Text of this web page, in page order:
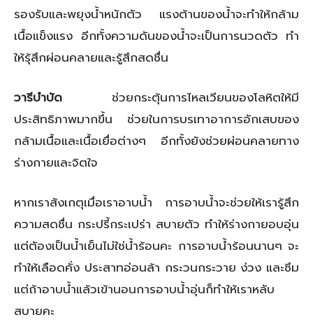
รองรับและพยุงน้ำหนักตัว แรงต้านของน้ำจะทำให้กล้าม
เนื้อแข็งแรง อีกทั้งความดันของน้ำจะเป็นการนวดตัว ทำ
ให้รุ้สึกผ่อนคลายและรู้สึกสดชื่น
วารีบำบัด ช่วยกระตุ้นการไหลเวียนของโลหิตให้มี
ประสิทธิภาพมากขึ้น ช่วยในการบรเทาอาการอักเสบของ
กล้ามเนื้อและเนื้อเยื่อต่างๆ อีกทั้งยังช่วยผ่อนคลายทาง
ร่างกายและจิตใจ
หากเราสังเกตุเมื่อเราอาบน้ำ การอาบน้ำจะช่วยให้เรารู้สึก
ความสดชื่น กระปรี้กระเปร่า สบายตัว ทำให้ร่างกายอบอุ่น
แต่ตัองเป็นน้ำเย็นไม่ใช่น้ำร้อนคะ การอาบน้ำร้อนนานๆ จะ
ทำให้เลือดคั่ง ประสาทอ่อนล้า กระวนกระวาย ง่วง และซึม
แต่ถ้าอาบน้ำแล้วเข้านอนการอาบน้ำอุ่นก็ทำให้เราหลับ
สบายคะ